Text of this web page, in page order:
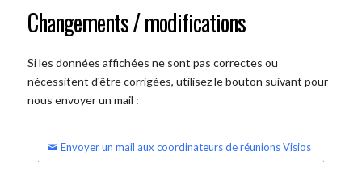
Changements / modifications
Si les données affichées ne sont pas correctes ou
nécessitent d'être corrigées, utilisez le bouton suivant pour
nous envoyer un mail :
Envoyer un mail aux coordinateurs de réunions Visios